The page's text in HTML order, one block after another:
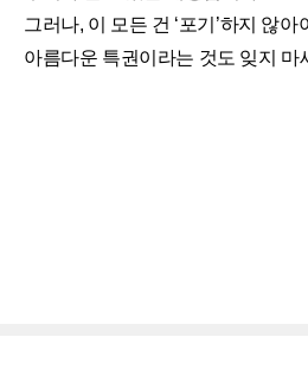
그러나, 이 모든 건 ‘포기’하지 않
아름다운 특권이라는 것도 잊지 마